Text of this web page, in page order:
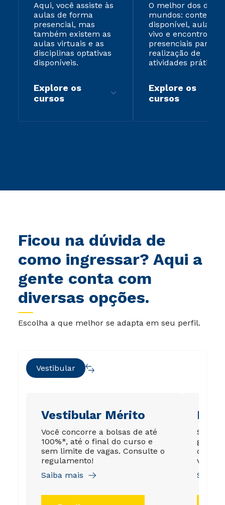
Aqui, você assiste às
aulas de forma
presencial, mas
também existem as
aulas virtuais e as
disciplinas optativas
disponíveis.
Explore os
cursos
O melhor dos dois
mundos: conteúdo
disponível, aulas ao
vivo e encontros
presenciais para
realização de
atividades práticas.
Explore os
cursos
Ficou na dúvida de
como ingressar? Aqui a
gente conta com
diversas opções.
Escolha a que melhor se adapta em seu perfil.
Vestibular
Vestibular Mérito
Você concorre a bolsas de até
100%*, até o final do curso e
sem limite de vagas. Consulte o
regulamento!
Saiba mais
Sua
de até
válida
Saiba